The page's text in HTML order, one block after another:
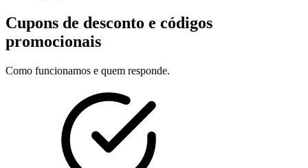
Cupons de desconto e códigos
promocionais
Como funcionamos e quem responde.